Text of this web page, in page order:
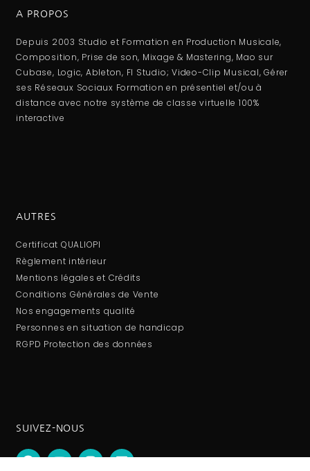
A PROPOS
Depuis 2003 Studio et Formation en Production Musicale,
Composition, Prise de son, Mixage & Mastering, Mao sur
Cubase, Logic, Ableton, Fl Studio; Video-Clip Musical, Gérer
ses Réseaux Sociaux Formation en présentiel et/ou à
distance avec notre système de classe virtuelle 100%
interactive
AUTRES
Certificat QUALIOPI
Règlement intérieur
Mentions légales et Crédits
Conditions Générales de Vente
Nos engagements qualité
Personnes en situation de handicap
RGPD Protection des données
SUIVEZ-NOUS